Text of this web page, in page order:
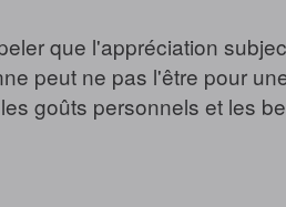
que l'appréciation
peut ne pas l'être pour
goûts personnels et les